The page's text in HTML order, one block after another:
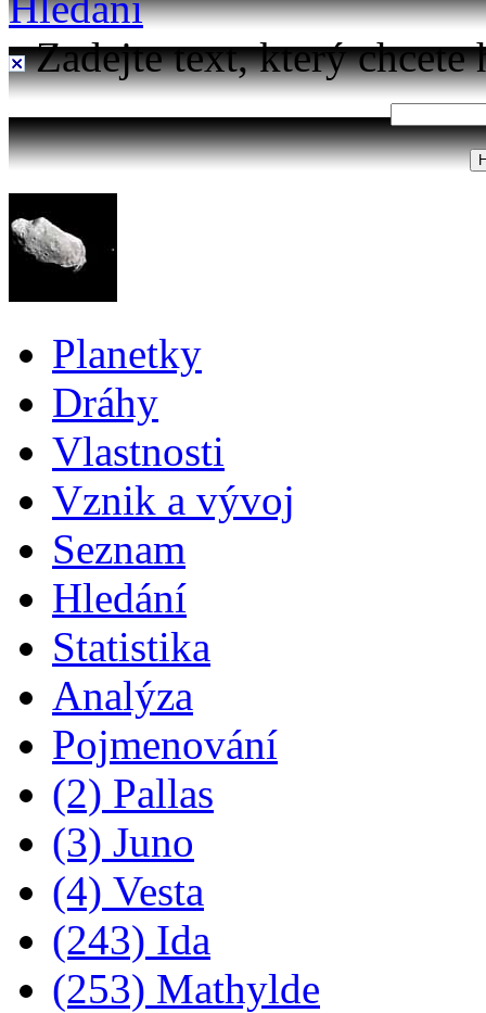
Zadejte text, který chcete
Planetky
Dráhy
Vlastnosti
Vznik a vývoj
Seznam
Hledání
Statistika
Analýza
Pojmenování
(2) Pallas
(3) Juno
(4) Vesta
(243) Ida
(253) Mathylde